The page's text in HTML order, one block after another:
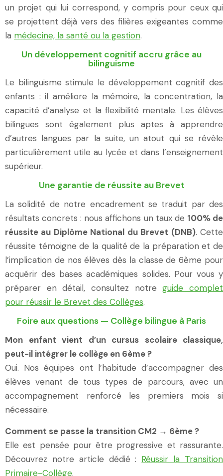
un projet qui lui correspond, y compris pour ceux qui
se projettent déjà vers des filières exigeantes comme
la médecine, la santé ou la gestion.
Un développement cognitif accru grâce au
bilinguisme
Le bilinguisme stimule le développement cognitif des
enfants : il améliore la mémoire, la concentration, la
capacité d’analyse et la flexibilité mentale. Les élèves
bilingues sont également plus aptes à apprendre
d’autres langues par la suite, un atout qui se révèle
particulièrement utile au lycée et dans l’enseignement
supérieur.
Une garantie de réussite au Brevet
La solidité de notre encadrement se traduit par des
résultats concrets : nous affichons un taux de 100% de
réussite au Diplôme National du Brevet (DNB). Cette
réussite témoigne de la qualité de la préparation et de
l’implication de nos élèves dès la classe de 6ème pour
acquérir des bases académiques solides. Pour vous y
préparer en détail, consultez notreguide complet
pour réussir le Brevet des Collèges.
Foire aux questions — Collège bilingue à Paris
Mon enfant vient d’un cursus scolaire classique,
peut-il intégrer le collège en 6ème ?
Oui. Nos équipes ont l’habitude d’accompagner des
élèves venant de tous types de parcours, avec un
accompagnement renforcé les premiers mois si
nécessaire.
Comment se passe la transition CM2 → 6ème ?
Elle est pensée pour être progressive et rassurante.
Découvrez notre article dédié : Réussir la Transition
Primaire-Collège.